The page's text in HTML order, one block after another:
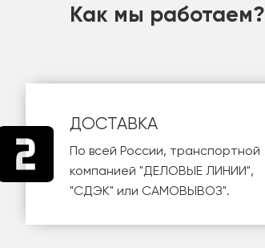
Как мы работаем?
ДОСТАВКА
По всей России, транспортной
компанией"ДЕЛОВЫЕ ЛИНИИ",
"СДЭК" или САМОВЫВОЗ".